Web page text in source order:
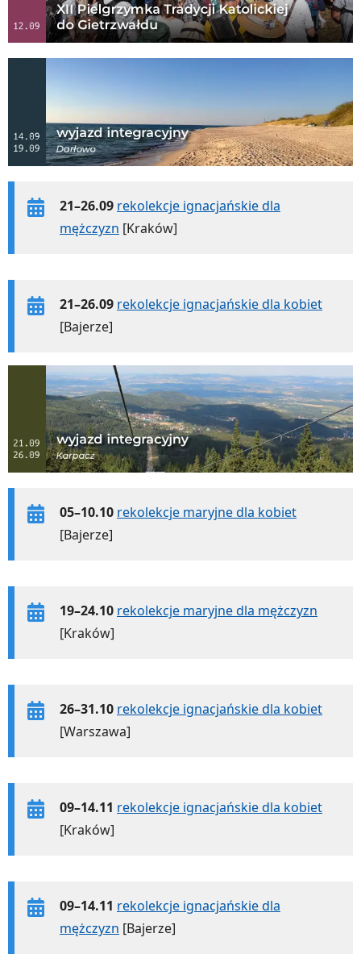
21–26.09 rekolekcje ignacjańskie dla
mężczyzn [Kraków]
21–26.09 rekolekcje ignacjańskie dla kobiet
[Bajerze]
05–10.10 rekolekcje maryjne dla kobiet
[Bajerze]
19–24.10 rekolekcje maryjne dla mężczyzn
[Kraków]
26–31.10 rekolekcje ignacjańskie dla kobiet
[Warszawa]
09–14.11 rekolekcje ignacjańskie dla kobiet
[Kraków]
09–14.11 rekolekcje ignacjańskie dla
mężczyzn [Bajerze]